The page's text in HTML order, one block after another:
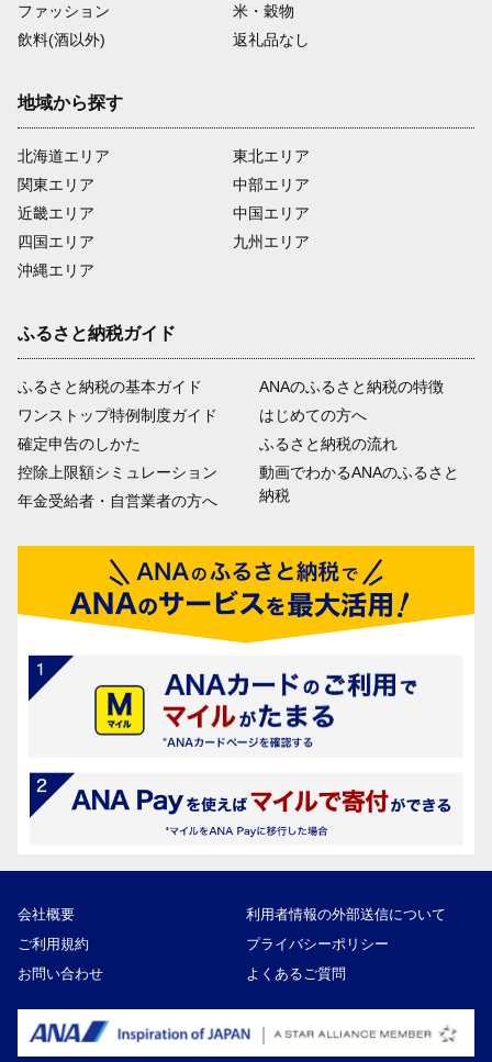
ファッション
米・穀物
飲料(酒以外)
返礼品なし
地域から探す
北海道エリア
関東エリア
近畿エリア
四国エリア
沖縄エリア
東北エリア
中部エリア
中国エリア
九州エリア
ふるさと納税ガイド
ふるさと納税の基本ガイド
ワンストップ特例制度ガイド
確定申告のしかた
控除上限額シミュレーション
年金受給者・自営業者の方へ
ANAのふるさと納税の特徴
はじめての方へ
ふるさと納税の流れ
動画でわかるANAのふるさと
納税
会社概要
利用者情報の外部送信について
ご利用規約
プライバシーポリシー
お問い合わせ
よくあるご質問